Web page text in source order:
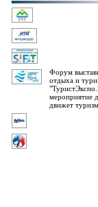
Форум
отдыха и
мероприятие
движет